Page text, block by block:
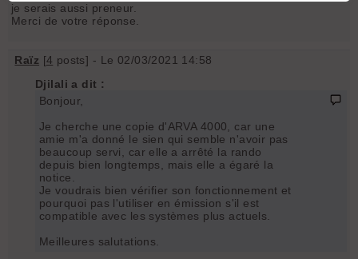
je serais aussi preneur.
Merci de votre réponse.
Raïz [4 posts] - Le 02/03/2021 14:58
Djilali a dit :
Bonjour,
Je cherche une copie d'ARVA 4000, car une
amie m'a donné le sien qui semble n'avoir pas
beaucoup servi, car elle a arrêté la rando
depuis bien longtemps, mais elle a égaré la
notice.
Je voudrais bien vérifier son fonctionnement et
pourquoi pas l'utiliser en émission s'il est
compatible avec les systèmes plus actuels.
Meilleures salutations.